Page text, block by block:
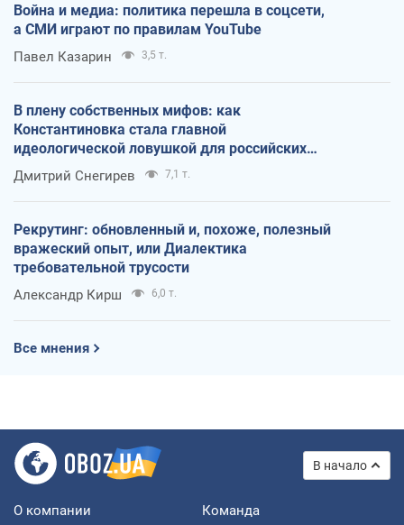
Война и медиа: политика перешла в соцсети,
а СМИ играют по правилам YouTube
Павел Казарин 3,5 т.
В плену собственных мифов: как
Константиновка стала главной
идеологической ловушкой для российских
оккупантов
Дмитрий Снегирев 7,1 т.
Рекрутинг: обновленный и, похоже, полезный
вражеский опыт, или Диалектика
требовательной трусости
Александр Кирш 6,0 т.
Все мнения
В начало
О компании Команда